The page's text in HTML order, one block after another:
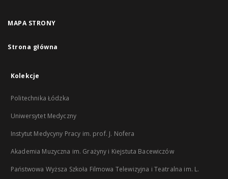
MAPA STRONY
Strona główna
Kolekcje
Politechnika Łódzka
Uniwersytet Medyczny
Instytut Medycyny Pracy im. prof. J. Nofera
Akademia Muzyczna im. Grażyny i Kiejstuta Bacewiczów
Państwowa Wyższa Szkoła Filmowa Telewizyjna i Teatralna im. L.